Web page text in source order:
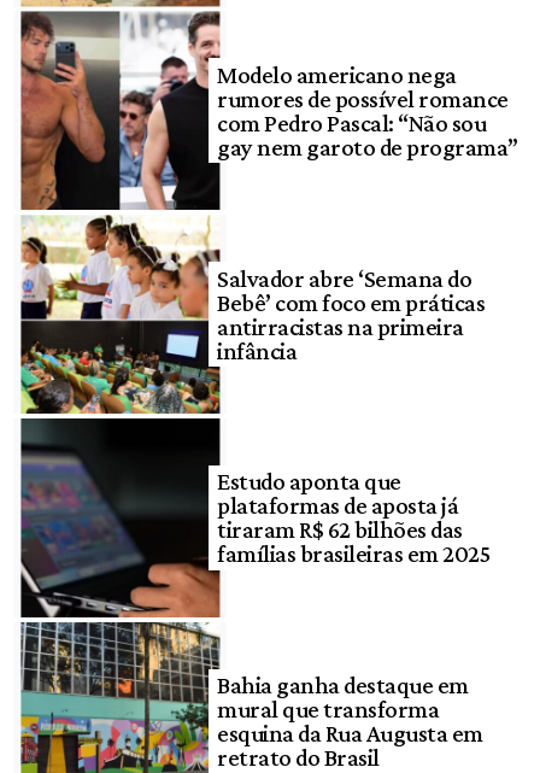
Modelo americano nega
rumores de possível romance
com Pedro Pascal: “Não sou
gay nem garoto de programa”
Salvador abre ‘Semana do
Bebê’ com foco em práticas
antirracistas na primeira
infância
Estudo aponta que
plataformas de aposta já
tiraram R$ 62 bilhões das
famílias brasileiras em 2025
Bahia ganha destaque em
mural que transforma
esquina da Rua Augusta em
retrato do Brasil